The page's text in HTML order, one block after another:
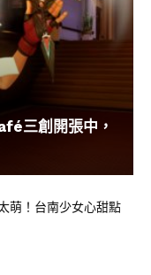
三創開張中，
萌！台南少女心甜點